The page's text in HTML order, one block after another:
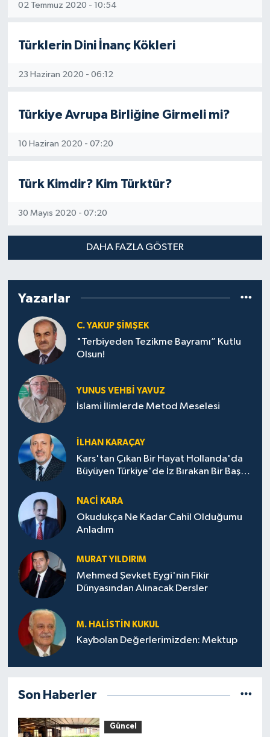
02 Temmuz 2020 - 10:54
Türklerin Dini İnanç Kökleri
23 Haziran 2020 - 06:12
Türkiye Avrupa Birliğine Girmeli mi?
10 Haziran 2020 - 07:20
Türk Kimdir? Kim Türktür?
30 Mayıs 2020 - 07:20
DAHA FAZLA GÖSTER
Yazarlar
C. YAKUP ŞİMŞEK
"Terbiyeden Tezikme Bayramı” Kutlu
Olsun!
YUNUS VEHBI YAVUZ
İslami İlimlerde Metod Meselesi
İLHAN KARAÇAY
Kars'tan Çıkan Bir Hayat Hollanda'da
Büyüyen Türkiye'de İz Bırakan Bir Başarı
NACI KARA
Okudukça Ne Kadar Cahil Olduğumu
Anladım
MURAT YILDIRIM
Mehmed Şevket Eygi'nin Fikir
Dünyasından Alınacak Dersler
M. HALISTIN KUKUL
Kaybolan Değerlerimizden: Mektup
Son Haberler
Güncel